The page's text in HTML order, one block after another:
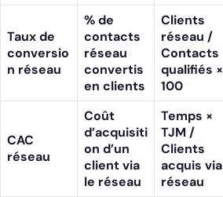
Taux de
conversio
n réseau
% de
contacts
réseau
convertis
en clients
Clients
réseau /
Contacts
qualifiés ×
100
CAC
réseau
Coût
d’acquisiti
on d’un
client via
le réseau
Temps ×
TJM /
Clients
acquis via
réseau